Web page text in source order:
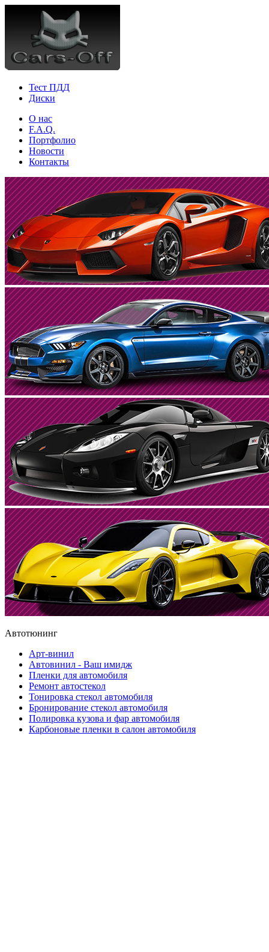
Тест ПДД
Диски
О нас
F.A.Q.
Портфолио
Новости
Контакты
Автотюнинг
Арт-винил
Автовинил - Ваш имидж
Пленки для автомобиля
Ремонт автостекол
Тонировка стекол автомобиля
Бронирование стекол автомобиля
Полировка кузова и фар автомобиля
Карбоновые пленки в салон автомобиля